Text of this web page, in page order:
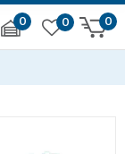
0 0
0